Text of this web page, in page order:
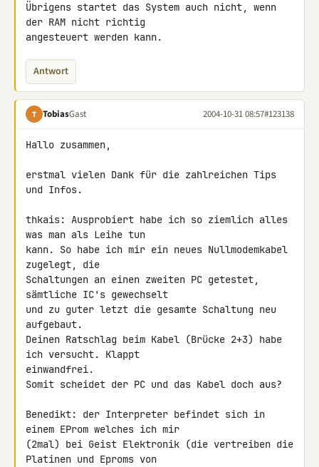
Übrigens startet das System auch nicht, wenn
der RAM nicht richtig
angesteuert werden kann.
Antwort
T TobiasGast 2004-10-31 08:57#123138
Hallo zusammen,
erstmal vielen Dank für die zahlreichen Tips
und Infos.
thkais: Ausprobiert habe ich so ziemlich alles
was man als Leihe tun
kann. So habe ich mir ein neues Nullmodemkabel
zugelegt, die
Schaltungen an einen zweiten PC getestet,
sämtliche IC's gewechselt
und zu guter letzt die gesamte Schaltung neu
aufgebaut.
Deinen Ratschlag beim Kabel (Brücke 2+3) habe
ich versucht. Klappt
einwandfrei.
Somit scheidet der PC und das Kabel doch aus?
Benedikt: der Interpreter befindet sich in
einem EProm welches ich mir
(2mal) bei Geist Elektronik (die vertreiben die
Platinen und Eproms von